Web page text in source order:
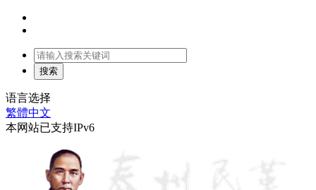
语言选择
繁體中文
本网站已支持IPv6